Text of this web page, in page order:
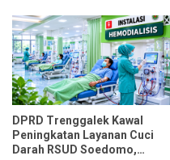
DPRD Trenggalek Kawal
Peningkatan Layanan Cuci
Darah RSUD Soedomo,